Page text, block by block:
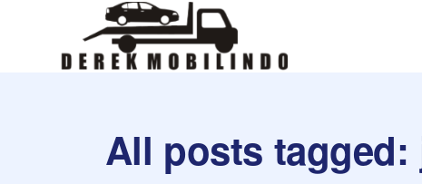
All posts tagged: